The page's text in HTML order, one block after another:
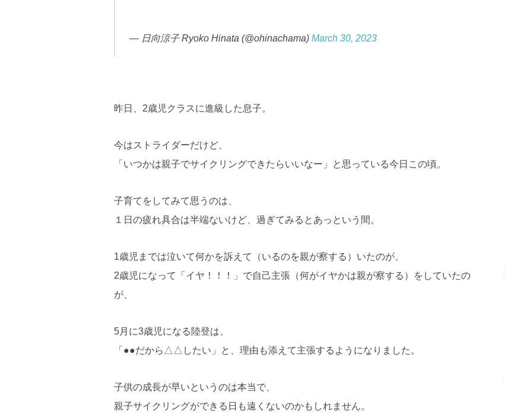
— 日向涼子 Ryoko Hinata (@ohinachama) March 30, 2023
昨日、2歳児クラスに進級した息子。
今はストライダーだけど、
「いつかは親子でサイクリングできたらいいなー」と思っている今日この頃。
子育てをしてみて思うのは、
１日の疲れ具合は半端ないけど、過ぎてみるとあっという間。
1歳児までは泣いて何かを訴えて（いるのを親が察する）いたのが、
2歳児になって「イヤ！！！」で自己主張（何がイヤかは親が察する）をしていたの
が、
5月に3歳児になる陸登は、
「●●だから△△したい」と、理由も添えて主張するようになりました。
子供の成長が早いというのは本当で、
親子サイクリングができる日も遠くないのかもしれません。